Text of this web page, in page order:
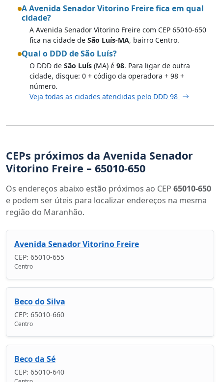
A Avenida Senador Vitorino Freire fica em qual
cidade?
A Avenida Senador Vitorino Freire com CEP 65010-650
fica na cidade de São Luís-MA, bairro Centro.
Qual o DDD de São Luís?
O DDD de São Luís (MA) é 98. Para ligar de outra
cidade, disque: 0 + código da operadora + 98 +
número.
Veja todas as cidades atendidas pelo DDD 98
CEPs próximos da Avenida Senador
Vitorino Freire – 65010-650
Os endereços abaixo estão próximos ao CEP 65010-650
e podem ser úteis para localizar endereços na mesma
região do Maranhão.
Avenida Senador Vitorino Freire
CEP: 65010-655
Centro
Beco do Silva
CEP: 65010-660
Centro
Beco da Sé
CEP: 65010-640